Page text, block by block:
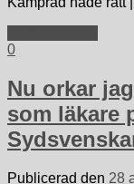
0
Nu orkar
som läkare
Publicerad den 28